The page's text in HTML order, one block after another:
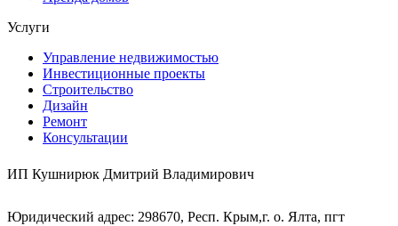
Услуги
Управление недвижимостью
Инвестиционные проекты
Строительство
Дизайн
Ремонт
Консультации
ИП Кушнирюк Дмитрий Владимирович
Юридический адрес: 298670, Респ. Крым,г. о. Ялта, пгт